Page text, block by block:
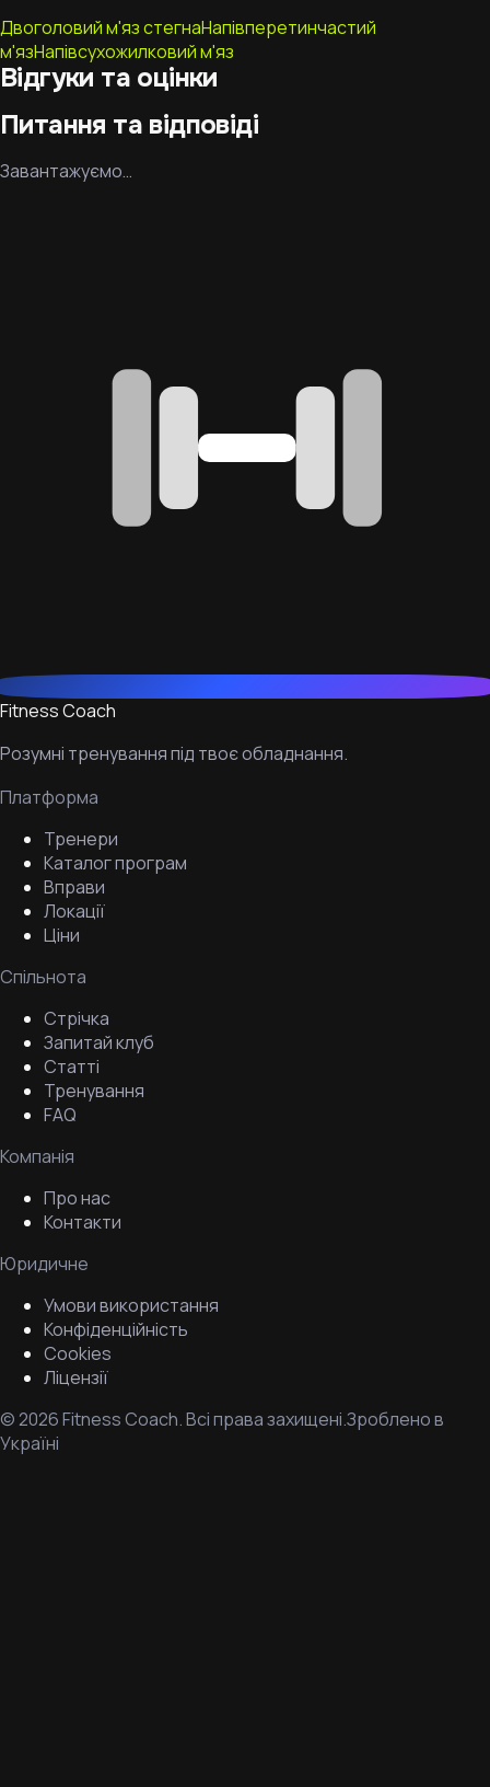
Двоголовий м'яз стегнаНапівперетинчастий
м'язНапівсухожилковий м'яз
Відгуки та оцінки
Питання та відповіді
Завантажуємо…
Fitness Coach
Розумні тренування під твоє обладнання.
Платформа
Тренери
Каталог програм
Вправи
Локації
Ціни
Спільнота
Стрічка
Запитай клуб
Статті
Тренування
FAQ
Компанія
Про нас
Контакти
Юридичне
Умови використання
Конфіденційність
Cookies
Ліцензії
©2026Fitness Coach.Всі права захищені.Зроблено в
Україні